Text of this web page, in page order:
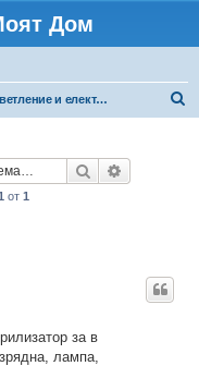
Дом
Осветление и електроинсталации
Търсене
от 1
за в
лампа,